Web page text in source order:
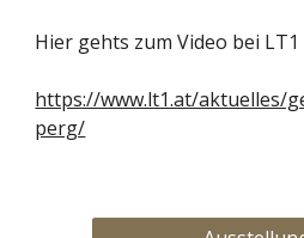
Hier gehts zum Video bei LT1
https://www.lt1.at/aktuelles/
perg/